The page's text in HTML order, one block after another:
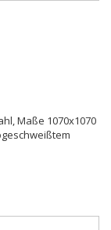
Maße 1070x1070